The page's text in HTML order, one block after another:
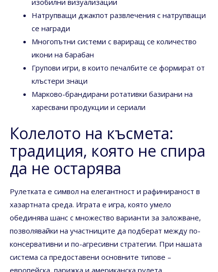
Натрупващи джакпот развлечения с натрупващи
се награди
Многопътни системи с вариращ се количество
икони на барабан
Групови игри, в които печалбите се формират от
клъстери знаци
Марково-брандирани ротативки базирани на
харесвани продукции и сериали
Колелото на късмета:
традиция, която не спира
да не остарява
Рулетката е символ на елегантност и рафинираност в
хазартната среда. Играта е игра, която умело
обединява шанс с множество варианти за заложване,
позволявайки на участниците да подберат между по-
консервативни и по-агресивни стратегии. При нашата
система са предоставени основните типове –
европейска, парижка и американска рулета.